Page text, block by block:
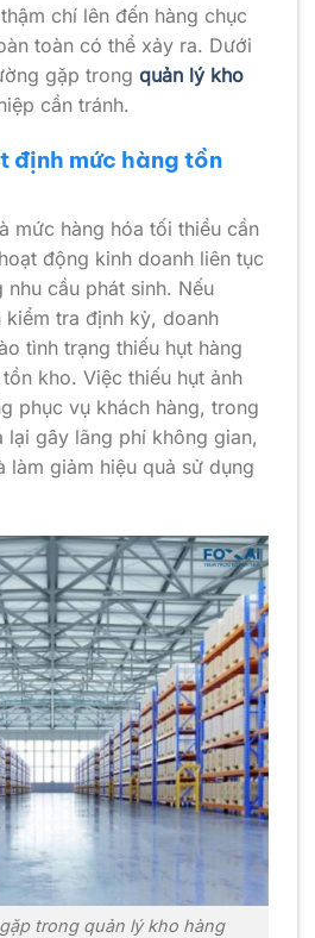
chí lên đến hàng chục
toàn có thể xảy ra. Dưới
gặp trong quản lý kho
cần tránh.
định mức hàng tồn
mức hàng hóa tối thiểu cần
động kinh doanh liên tục
cầu phát sinh. Nếu
tra định kỳ, doanh
tình trạng thiếu hụt hàng
kho. Việc thiếu hụt ảnh
phục vụ khách hàng, trong
lại gây lãng phí không gian,
làm giảm hiệu quả sử dụng
trong quản lý kho hàng